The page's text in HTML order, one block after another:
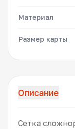
Материал
Размер карты
Описание
Сетка